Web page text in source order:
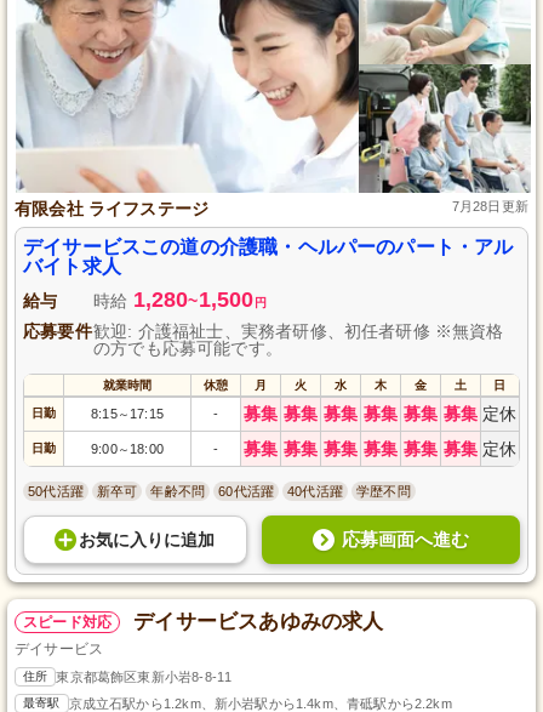
有限会社 ライフステージ 7月28日更新
デイサービスこの道の介護職・ヘルパーのパート・アル
バイト求人
給与 時給 1,280~1,500 円
応募要件歓迎: 介護福祉士、実務者研修、初任者研修 ※無資格
の方でも応募可能です。
就業時間 休憩 月 火 水 木 金 土 日
日勤 8:15～ 17:15 - 募集 募集 募集 募集 募集 募集 定休
日勤 9:00～ 18:00 - 募集 募集 募集 募集 募集 募集 定休
50代活躍 新卒可 年齢不問 60代活躍 40代活躍 学歴不問
お気に入り に追加 応募画面へ進む
スピード対応 デイサービスあゆみの求人
デイサービス
住所 東京都葛飾区東新小岩8-8-11
最寄駅 京成立石駅から1.2km、新小岩駅から1.4km、青砥駅から2.2km